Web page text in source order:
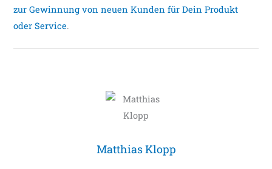
zur Gewinnung von neuen Kunden für Dein Produkt
oder Service.
Matthias Klopp